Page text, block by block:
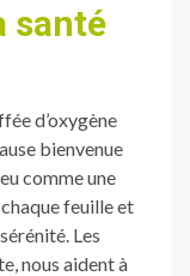
santé
d’oxygène
bienvenue
comme une
feuille et
Les
nous aident à